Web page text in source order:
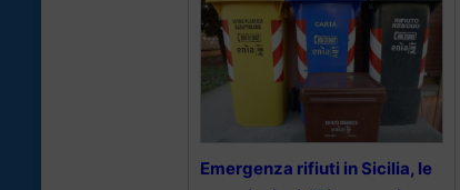
Emergenza rifiuti in Sicilia, le